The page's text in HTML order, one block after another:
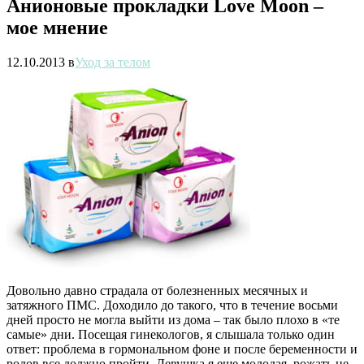
Анионовые прокладки Love Moon –
мое мнение
12.10.2013 вУход за телом
Довольно давно страдала от болезненных месячных и
затяжного ПМС. Доходило до такого, что в течение восьми
дней просто не могла выйти из дома – так было плохо в «те
самые» дни. Посещая гинекологов, я слышала только один
ответ: проблема в гормональном фоне и после беременности и